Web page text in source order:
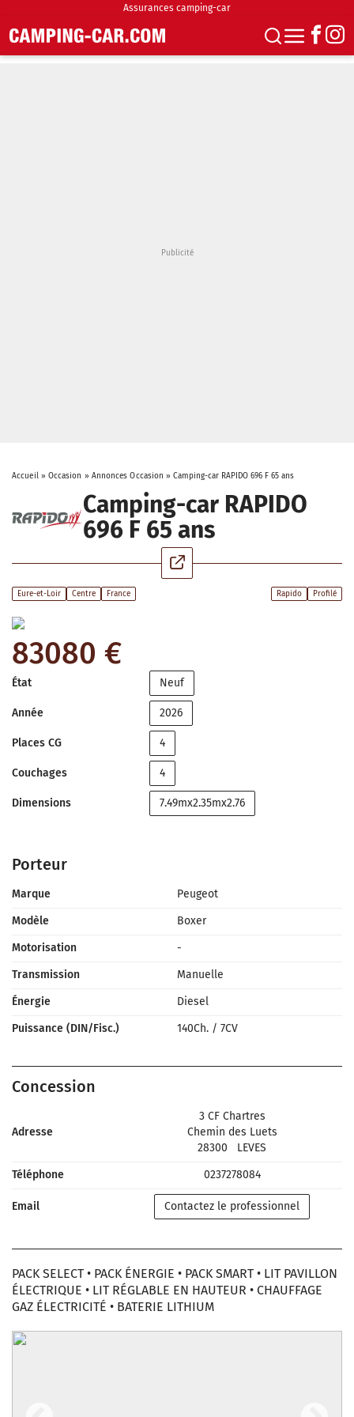
Assurances camping-car
Accueil» Occasion » Annonces Occasion »Camping-car RAPIDO 696 F 65 ans
Camping-car RAPIDO
696 F 65 ans
Eure-et-Loir Centre France Rapido Profilé
83080 €
État Neuf
Année 2026
Places CG 4
Couchages 4
Dimensions 7.49mx2.35mx2.76
Porteur
Marque
Peugeot
Modèle
Boxer
Motorisation
-
Transmission
Manuelle
Énergie
Diesel
Puissance (DIN/Fisc.)
140Ch. / 7CV
Concession
Adresse
3 CF Chartres
Chemin des Luets
28300
LEVES
Téléphone
0237278084
Email Contactez le professionnel
PACK SELECT • PACK ÉNERGIE • PACK SMART • LIT PAVILLON
ÉLECTRIQUE • LIT RÉGLABLE EN HAUTEUR • CHAUFFAGE
GAZ ÉLECTRICITÉ • BATERIE LITHIUM